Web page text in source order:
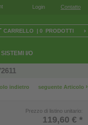
Login Contatto
SISTEMI I/O
CARRELLO | 0 PRODOTTI ›
seguente Articolo ›
indietro
Prezzo di listino unitario:
119,60 € *